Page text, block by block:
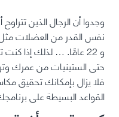
و 22 عامًا. … لذلك إذا
حتى الستينيات من عمرك
فلا يزال بإمكانك تحقيق
القواعد البسيطة على